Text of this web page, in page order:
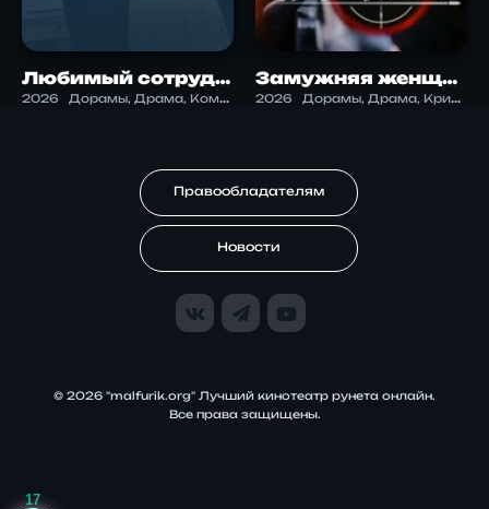
Любимый сотрудник
2026 Дорамы, Драма, Комедия, Романтика
Замужняя женщина-убийца
2026 Дорамы, Драма, Криминал, Триллер
Правообладателям
Новости
© 2026 "malfurik.org" Лучший кинотеатр рунета онлайн.
Все права защищены.
17